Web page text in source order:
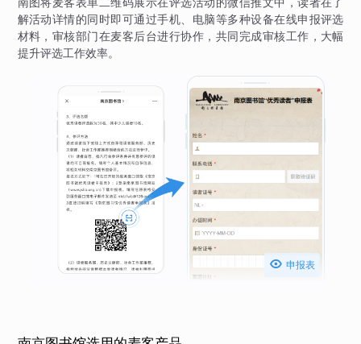
解活动详情的同时即可通过手机、电脑等多种设备在线申报评选
材料，审核部门在麦客后台进行协作，共同完成审核工作，大幅
提升评选工作效率。
 申报表